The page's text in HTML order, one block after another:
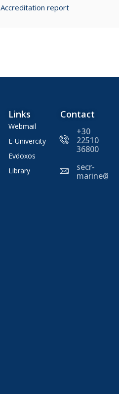
Accreditation report
Links
Webmail
E-Univercity
Evdoxos
Library
Contact
+30
22510
36800
secr-